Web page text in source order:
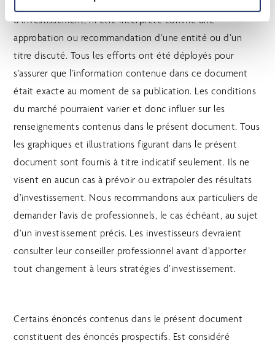
d’investissement, ni être interprété comme une
approbation ou recommandation d’une entité ou d’un
titre discuté. Tous les efforts ont été déployés pour
s’assurer que l’information contenue dans ce document
était exacte au moment de sa publication. Les conditions
du marché pourraient varier et donc influer sur les
renseignements contenus dans le présent document. Tous
les graphiques et illustrations figurant dans le présent
document sont fournis à titre indicatif seulement. Ils ne
visent en aucun cas à prévoir ou extrapoler des résultats
d’investissement. Nous recommandons aux particuliers de
demander l’avis de professionnels, le cas échéant, au sujet
d’un investissement précis. Les investisseurs devraient
consulter leur conseiller professionnel avant d’apporter
tout changement à leurs stratégies d’investissement.
Certains énoncés contenus dans le présent document
constituent des énoncés prospectifs. Est considéré